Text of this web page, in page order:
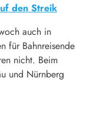
den Streik
auch in
für Bahnreisende
nicht. Beim
und Nürnberg